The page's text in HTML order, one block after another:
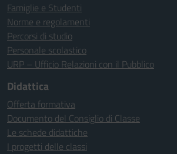
Famiglie e Studenti
Norme e regolamenti
Percorsi di studio
Personale scolastico
URP – Ufficio Relazioni con il Pubblico
Didattica
Offerta formativa
Documento del Consiglio di Classe
Le schede didattiche
I progetti delle classi